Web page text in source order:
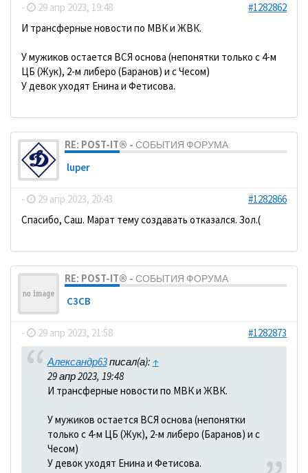
- 29 апр 2023, 19:48
#1282862
И трансферные новости по МВК и ЖВК.
У мужиков остается ВСЯ основа (непонятки только с 4-м
ЦБ (Жук), 2-м либеро (Баранов) и с Чесом)
У девок уходят Енина и Фетисова.
RE: POST-IT® - СОБЫТИЯ ФОРУМА
luper
- 29 апр 2023, 20:43
#1282866
Спасибо, Саш. Марат тему создавать отказался. Зол.(
RE: POST-IT® - СОБЫТИЯ ФОРУМА
C3CB
- 29 апр 2023, 21:58 #1282873
Александр63писал(а): ↑
29 апр 2023, 19:48
И трансферные новости по МВК и ЖВК.
У мужиков остается ВСЯ основа (непонятки
только с 4-м ЦБ (Жук), 2-м либеро (Баранов) и с
Чесом)
У девок уходят Енина и Фетисова.